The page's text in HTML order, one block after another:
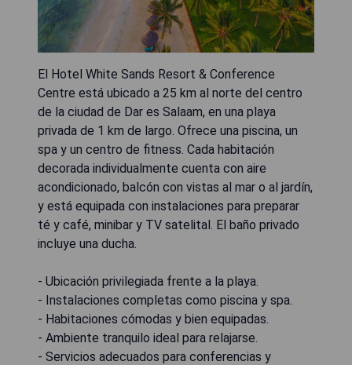
El Hotel White Sands Resort & Conference
Centre está ubicado a 25 km al norte del centro
de la ciudad de Dar es Salaam, en una playa
privada de 1 km de largo. Ofrece una piscina, un
spa y un centro de fitness. Cada habitación
decorada individualmente cuenta con aire
acondicionado, balcón con vistas al mar o al jardín,
y está equipada con instalaciones para preparar
té y café, minibar y TV satelital. El baño privado
incluye una ducha.
- Ubicación privilegiada frente a la playa.
- Instalaciones completas como piscina y spa.
- Habitaciones cómodas y bien equipadas.
- Ambiente tranquilo ideal para relajarse.
- Servicios adecuados para conferencias y